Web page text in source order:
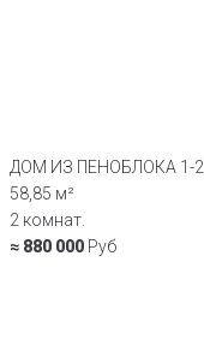
ДОМ ИЗ ПЕНОБЛОКА 1-2
58,85 м²
2 комнат.
≈ 880 000 Руб